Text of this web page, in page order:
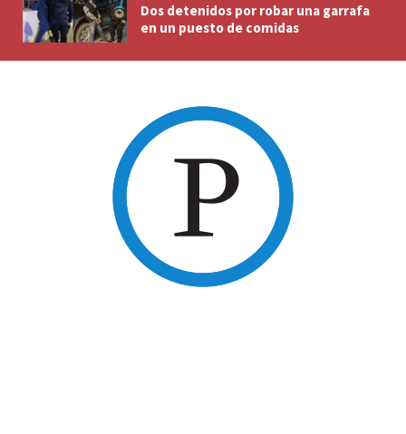
Dos detenidos por robar una garrafa
en un puesto de comidas